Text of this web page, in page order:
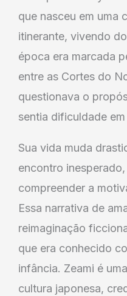
que nasceu em uma
itinerante, vivendo
época era marcada
entre as Cortes do
questionava o
sentia dificuldade
Sua vida muda
encontro
compreender a
Essa narrativa de
reimaginação
que era conhecido
infância. Zeami é
cultura japonesa,